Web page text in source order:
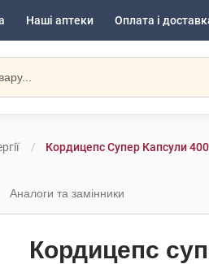
Наші аптеки Оплата і
Кордицепс Супер Капсули
Аналоги та замінники
Кордицепс